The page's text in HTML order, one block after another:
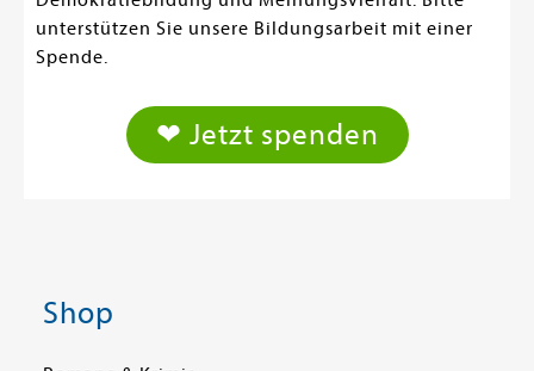
unterstützen Sie unsere Bildungsarbeit mit einer
Spende.
❤ Jetzt spenden
Shop